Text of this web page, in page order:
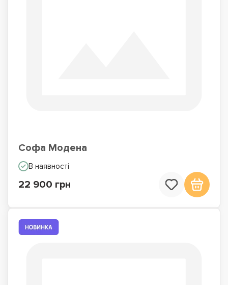
Софа Модена
В наявності
22 900 грн